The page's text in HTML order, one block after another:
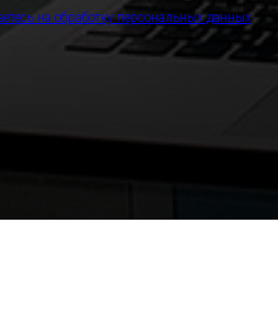
на обработку персональных данных